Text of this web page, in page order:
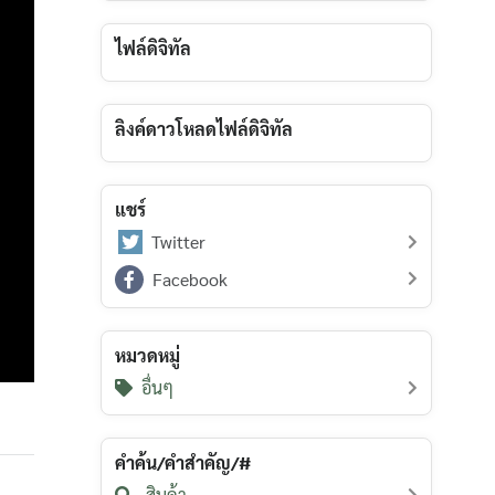
ไฟล์ดิจิทัล
ลิงค์ดาวโหลดไฟล์ดิจิทัล
แชร์
Twitter
Facebook
หมวดหมู่
อื่นๆ
คำค้น/คำสำคัญ/#